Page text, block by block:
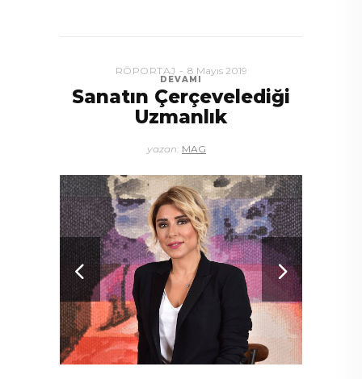
DEVAMI
RÖPORTAJ 8 Mayıs 2019
Sanatın Çerçevelediği
Uzmanlık
yazan: MAG